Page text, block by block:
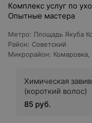
Комплекс услуг по
Опытные мастера
Метро: Площадь Якуба
Район: Советский
Микрорайон: Комаровка
Химическая
(короткий волос)
85 руб.